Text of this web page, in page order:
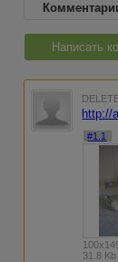
Написать
http://
#1.1
31.8 Kb